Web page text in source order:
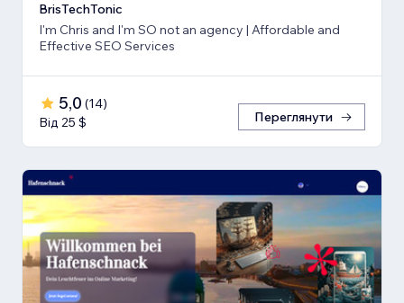
BrisTechTonic
I'm Chris and I'm SO not an agency | Affordable and
Effective SEO Services
5,0 (14)
Від 25 $
Переглянути